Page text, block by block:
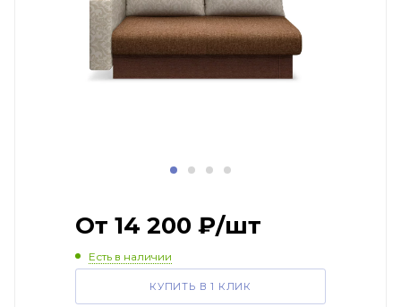
От 14 200 ₽/шт
Есть в наличии
КУПИТЬ В 1 КЛИК